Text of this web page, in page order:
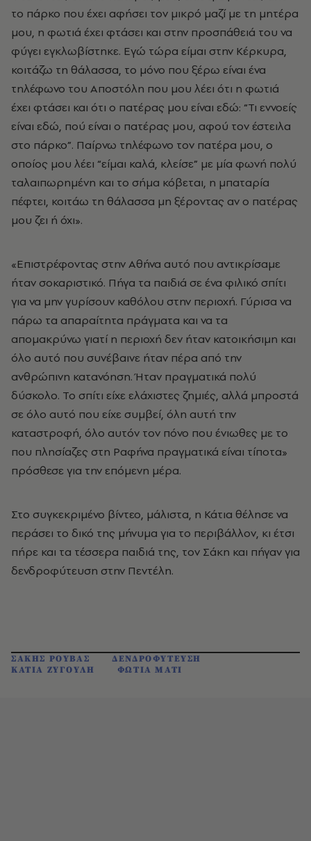
το πάρκο που έχει αφήσει τον μικρό μαζί με τη μητέρα
μου, η φωτιά έχει φτάσει και στην προσπάθειά του να
φύγει εγκλωβίστηκε. Εγώ τώρα είμαι στην Κέρκυρα,
κοιτάζω τη θάλασσα, το μόνο που ξέρω είναι ένα
τηλέφωνο του Αποστόλη που μου λέει ότι η φωτιά
έχει φτάσει και ότι ο πατέρας μου είναι εδώ: “Τι εννοείς
είναι εδώ, πού είναι ο πατέρας μου, αφού τον έστειλα
στο πάρκο”. Παίρνω τηλέφωνο τον πατέρα μου, ο
οποίος μου λέει “είμαι καλά, κλείσε” με μία φωνή πολύ
ταλαιπωρημένη και το σήμα κόβεται, η μπαταρία
πέφτει, κοιτάω τη θάλασσα μη ξέροντας αν ο πατέρας
μου ζει ή όχι».
«Επιστρέφοντας στην Αθήνα αυτό που αντικρίσαμε
ήταν σοκαριστικό. Πήγα τα παιδιά σε ένα φιλικό σπίτι
για να μην γυρίσουν καθόλου στην περιοχή. Γύρισα να
πάρω τα απαραίτητα πράγματα και να τα
απομακρύνω γιατί η περιοχή δεν ήταν κατοικήσιμη και
όλο αυτό που συνέβαινε ήταν πέρα από την
ανθρώπινη κατανόηση. Ήταν πραγματικά πολύ
δύσκολο. Το σπίτι είχε ελάχιστες ζημιές, αλλά μπροστά
σε όλο αυτό που είχε συμβεί, όλη αυτή την
καταστροφή, όλο αυτόν τον πόνο που ένιωθες με το
που πλησίαζες στη Ραφήνα πραγματικά είναι τίποτα»
πρόσθεσε για την επόμενη μέρα.
Στο συγκεκριμένο βίντεο, μάλιστα, η Κάτια θέλησε να
περάσει το δικό της μήνυμα για το περιβάλλον, κι έτσι
πήρε και τα τέσσερα παιδιά της, τον Σάκη και πήγαν για
δενδροφύτευση στην Πεντέλη.
ΣΑΚΗΣ ΡΟΥΒΑΣ
ΔΕΝΔΡΟΦΥΤΕΥΣΗ
ΚΑΤΙΑ ΖΥΓΟΥΛΗ
ΦΩΤΙΑ ΜΑΤΙ